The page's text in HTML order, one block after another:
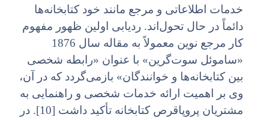
خدمات اطلاعاتی و مرجع مانند خود کتابخانه‌ها
دائماً در حال تحول‌اند. ردیابی اولین ظهور مفهوم
کار مرجع نوین معمولاً به مقاله سال 1876
«ساموئل سوت‌گرین» با عنوان «رابطه شخصی
بین کتابخانه‌ها و خوانندگان» بازمی‌گردد که در آن،
وی بر اهمیت ارائه خدمات شخصی و راهنمایی به
مشتریان پروپاقرص کتابخانه تأکید داشت [10]. در